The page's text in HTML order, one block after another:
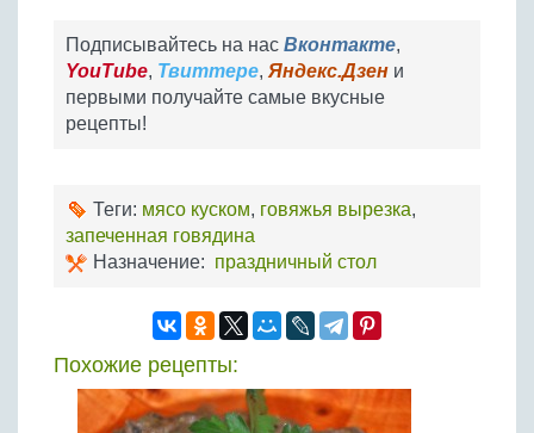
Подписывайтесь на нас Вконтакте,
YouTube, Твиттере, Яндекс.Дзен и
первыми получайте самые вкусные
рецепты!
Теги: мясо куском, говяжья вырезка,
запеченная говядина
Назначение: праздничный стол
Похожие рецепты: